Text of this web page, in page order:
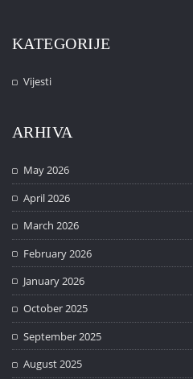
KATEGORIJE
Vijesti
ARHIVA
May 2026
April 2026
March 2026
February 2026
January 2026
October 2025
September 2025
August 2025